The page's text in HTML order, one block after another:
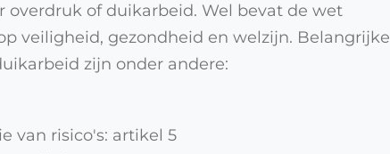
overdruk of duikarbeid. Wel bevat de wet
veiligheid, gezondheid en welzijn. Belangrijke
zijn onder andere:
van risico's: artikel 5